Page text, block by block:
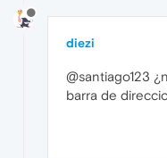
diezi
@santiago123
barra de